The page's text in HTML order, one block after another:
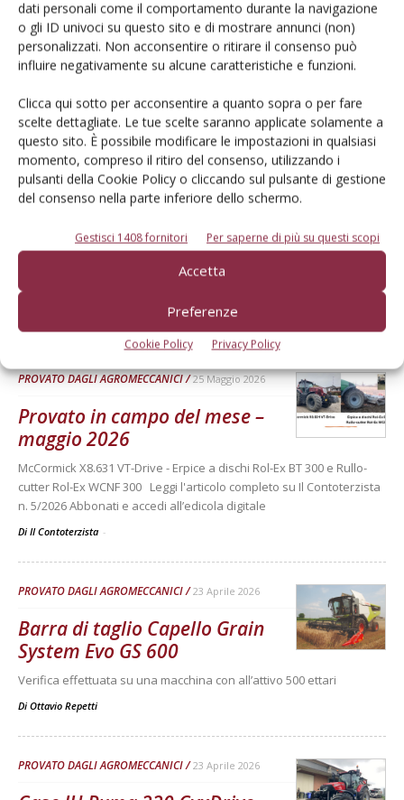
dati personali come il comportamento durante la navigazione
o gli ID univoci su questo sito e di mostrare annunci (non)
personalizzati. Non acconsentire o ritirare il consenso può
influire negativamente su alcune caratteristiche e funzioni.
Clicca qui sotto per acconsentire a quanto sopra o per fare
scelte dettagliate. Le tue scelte saranno applicate solamente a
questo sito. È possibile modificare le impostazioni in qualsiasi
momento, compreso il ritiro del consenso, utilizzando i
pulsanti della Cookie Policy o cliccando sul pulsante di gestione
del consenso nella parte inferiore dello schermo.
Gestisci 1408 fornitori Per saperne di più su questi scopi
Accetta
Preferenze
Cookie Policy Privacy Policy
PROVATO DAGLI AGROMECCANICI 25 Maggio 2026
Verifica effettuata su una macchina con all’attivo 300 ore
Di Ottavio Repetti -
PROVATO DAGLI AGROMECCANICI 25 Maggio 2026
Erpice a dischi Rol-Ex BT 300 e
rullo-cutter Rol-Ex WCNF 300
Verifica effettuata su una macchina con all’attivo una stagione
PROVATO DAGLI AGROMECCANICI 25 Maggio 2026
Provato in campo del mese –
maggio 2026
McCormick X8.631 VT-Drive - Erpice a dischi Rol-Ex BT 300 e Rullo-
cutter Rol-Ex WCNF 300 Leggi l'articolo completo su Il Contoterzista
n. 5/2026 Abbonati e accedi all’edicola digitale
Di Il Contoterzista -
PROVATO DAGLI AGROMECCANICI 23 Aprile 2026
Barra di taglio Capello Grain
System Evo GS 600
Verifica effettuata su una macchina con all’attivo 500 ettari
Di Ottavio Repetti
PROVATO DAGLI AGROMECCANICI 23 Aprile 2026